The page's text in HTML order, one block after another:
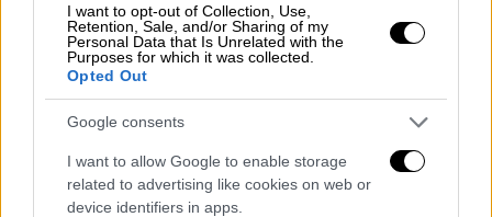
I want to opt-out of Collection, Use,
Retention, Sale, and/or Sharing of my
Personal Data that Is Unrelated with the
Purposes for which it was collected.
Opted Out
Google consents
I want to allow Google to enable storage
related to advertising like cookies on web or
device identifiers in apps.
πολύμηνη έρευνα, προχώρησε
δέσμευσητης κινητής και ακίνητης
περιουσίας του τραγουδιστή, προσωπικών
λογαριασμών, λογαριασμών της επίμαχης
εταιρείας,σκαφών
αλλά και τραπεζικών
θυρίδων -εφόσον βρεθούν-, έως 1,5 εκατ.
ευρώ.